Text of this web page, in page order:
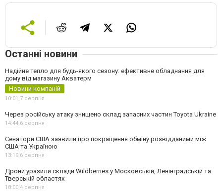
Останні новини
Надійне тепло для будь-якого сезону: ефективне обладнання для
дому від магазину Акватерм
Новини компаній
10:01,7 серпня
Через російську атаку знищено склад запасних частин Toyota Ukraine
14:44,6 серпня
Сенатори США заявили про покращення обміну розвідданими між
США та Україною
13:19,6 серпня
Дрони уразили склади Wildberries у Московській, Ленінградській та
Тверській областях
18:00,4 серпня